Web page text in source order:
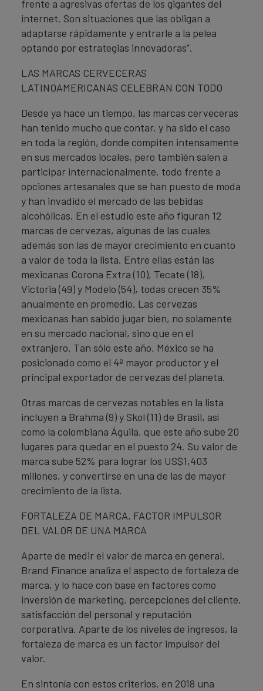
frente a agresivas ofertas de los gigantes del
internet. Son situaciones que las obligan a
adaptarse rápidamente y entrarle a la pelea
optando por estrategias innovadoras”.
LAS MARCAS CERVECERAS
LATINOAMERICANAS CELEBRAN CON TODO
Desde ya hace un tiempo, las marcas cerveceras
han tenido mucho que contar, y ha sido el caso
en toda la región, donde compiten intensamente
en sus mercados locales, pero también salen a
participar internacionalmente, todo frente a
opciones artesanales que se han puesto de moda
y han invadido el mercado de las bebidas
alcohólicas. En el estudio este año figuran 12
marcas de cervezas, algunas de las cuales
además son las de mayor crecimiento en cuanto
a valor de toda la lista. Entre ellas están las
mexicanas Corona Extra (10), Tecate (18),
Victoria (49) y Modelo (54), todas crecen 35%
anualmente en promedio. Las cervezas
mexicanas han sabido jugar bien, no solamente
en su mercado nacional, sino que en el
extranjero. Tan sólo este año, México se ha
posicionado como el 4º mayor productor y el
principal exportador de cervezas del planeta.
Otras marcas de cervezas notables en la lista
incluyen a Brahma (9) y Skol (11) de Brasil, así
como la colombiana Águila, que este año sube 20
lugares para quedar en el puesto 24. Su valor de
marca sube 52% para lograr los US$1,403
millones, y convertirse en una de las de mayor
crecimiento de la lista.
FORTALEZA DE MARCA, FACTOR IMPULSOR
DEL VALOR DE UNA MARCA
Aparte de medir el valor de marca en general,
Brand Finance analiza el aspecto de fortaleza de
marca, y lo hace con base en factores como
inversión de marketing, percepciones del cliente,
satisfacción del personal y reputación
corporativa. Aparte de los niveles de ingresos, la
fortaleza de marca es un factor impulsor del
valor.
En sintonía con estos criterios, en 2018 una